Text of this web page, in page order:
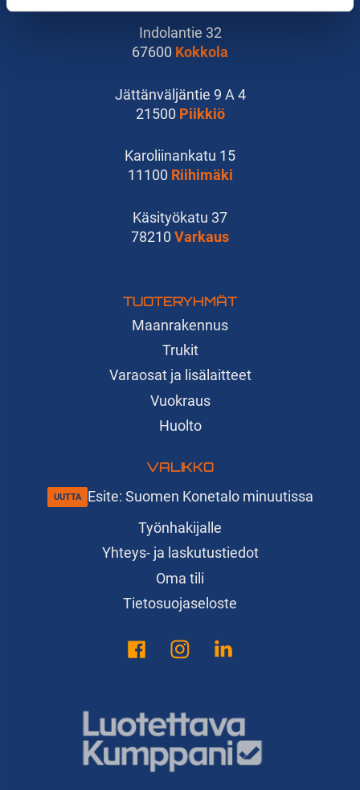
TUOTERYHMÄT
Maanrakennus
Trukit
Varaosat ja lisälaitteet
Vuokraus
Huolto
VALIKKO
Esite: Suomen Konetalo minuutissa
Työnhakijalle
Yhteys- ja laskutustiedot
Oma tili
Tietosuojaseloste
Indolantie 32
67600 Kokkola
Jättänväljäntie 9 A 4
21500 Piikkiö
Karoliinankatu 15
11100 Riihimäki
Käsityökatu 37
78210 Varkaus